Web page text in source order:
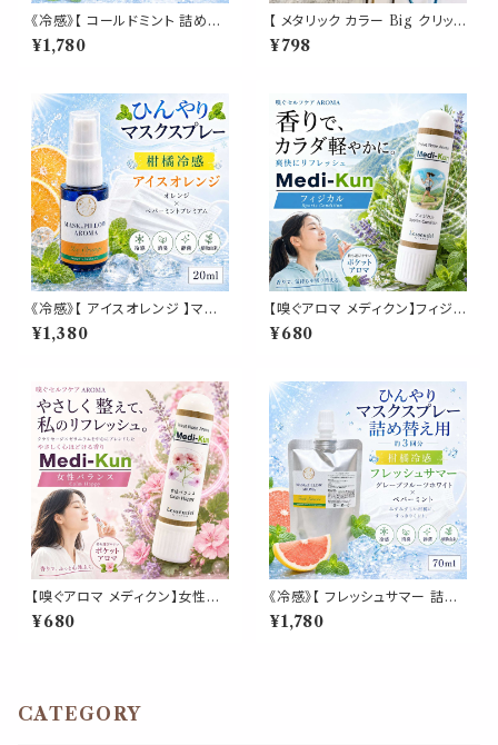
《冷感》【 コールドミント 詰め替
え用 70ml 】マスク & ピロー ア
ロマ｜ペパーミント 国産天然薄
ロマスプレー
¥1,780
【 メタリック カラー Big クリップ
】7色 7個入 強い 大きい ペーパ
ー 新聞 雑誌 名刺 資料 サイズ
会社 筆記用具 事務 用品 文具
雑貨 おしゃれ かわいい デスク
アイテム
¥798
《冷感》【 アイスオレンジ 】マス
ク & ピロー アロマ 20ml｜ス
イートオレンジ 天然薄荷 ペパ
由来 消臭 静菌 携帯用 ギフト
プレゼント
¥1,380
【嗅ぐアロマ メディクン】フィジカ
ル｜レモングラス ジュニパー グ
レープフルーツ サイプレス すっ
スポーツ 運動前 運動後 ジム ト
レーニング 気分転換 リフレッシ
ュ 外出 携帯 日本製 男性 女性
ギフト プレゼント
¥680
【嗅ぐアロマ メディクン】女性バ
ランス｜クラリセージ×ゼラニウ
ム ルナ ムーン サイクル やさし
プレゼント
¥680
《冷感》【 フレッシュサマー 詰め
替え用 70ml 】マスク & ピロー
アロマ｜グレープフルーツホワ
¥1,780
CATEGORY